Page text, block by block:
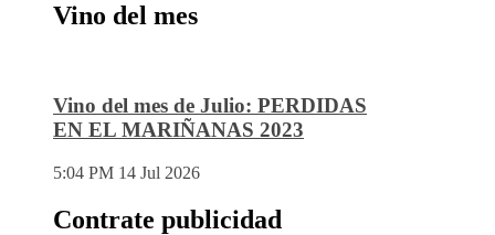
Vino del mes
Vino del mes de Julio: PERDIDAS
EN EL MARIÑANAS 2023
5:04 PM 14 Jul 2026
Contrate publicidad